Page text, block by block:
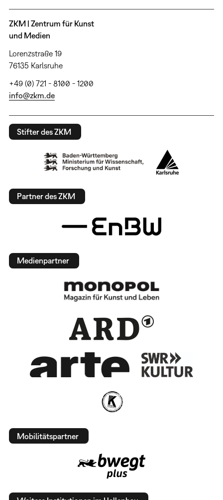
ZKM | Zentrum für Kunst
und Medien
Lorenzstraße 19
76135 Karlsruhe
+49 (0) 721 - 8100 - 1200
info@zkm.de
Stifter des ZKM
Partner des ZKM
Medienpartner
Mobilitätspartner